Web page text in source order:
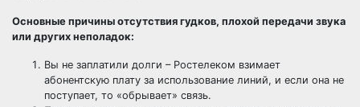
Основные причины отсутствия гудков, плохой передачи звука
или других неполадок:
Вы не заплатили долги – Ростелеком взимает
абонентскую плату за использование линий, и если она не
поступает, то «обрывает» связь.